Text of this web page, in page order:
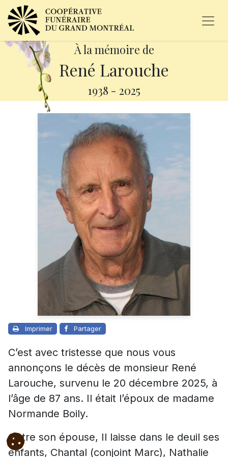
À la mémoire de
René Larouche
1938 - 2025
Imprimer Partager
C’est avec tristesse que nous vous
annonçons le décès de monsieur René
Larouche, survenu le 20 décembre 2025, à
l’âge de 87 ans. Il était l’époux de madame
Normande Boily.
Outre son épouse, Il laisse dans le deuil ses
enfants, Chantal (conjoint Marc), Nathalie